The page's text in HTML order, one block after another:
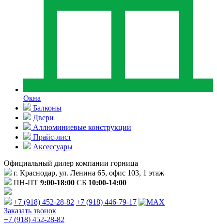
Окна
Балконы
Двери
Аллюминиевые конструкции
Прайс-лист
Аксессуары
Официальный дилер компании горница
г. Краснодар, ул. Ленина 65, офис 103, 1 этаж
ПН-ПТ 9:00-18:00 СБ 10:00-14:00
+7 (918) 452-28-82 +7 (918) 446-79-17
Заказать звонок
+7 (918) 452-28-82